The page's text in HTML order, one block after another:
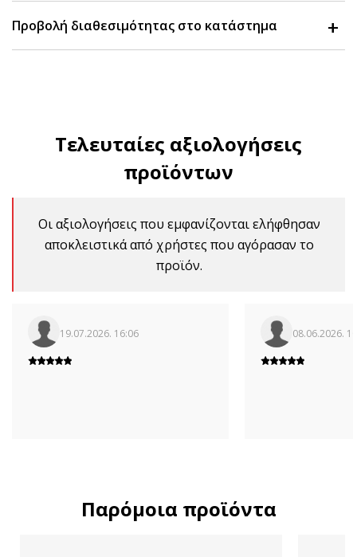
Προβολή διαθεσιμότητας στο κατάστημα
Τελευταίες αξιολογήσεις
προϊόντων
Οι αξιολογήσεις που εμφανίζονται ελήφθησαν
αποκλειστικά από χρήστες που αγόρασαν το
προϊόν.
19.07.2026. 16:06 08.06.2026.
Παρόμοια προϊόντα